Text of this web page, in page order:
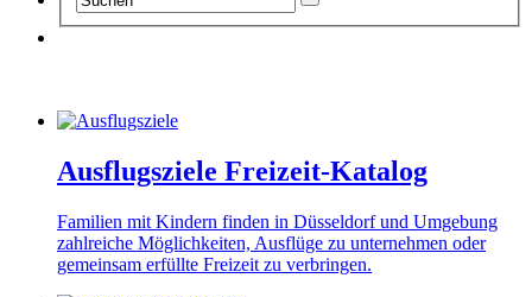
Ausflugsziele Freizeit-Katalog
Familien mit Kindern finden in Düsseldorf und Umgebung
zahlreiche Möglichkeiten, Ausflüge zu unternehmen oder
gemeinsam erfüllte Freizeit zu verbringen.